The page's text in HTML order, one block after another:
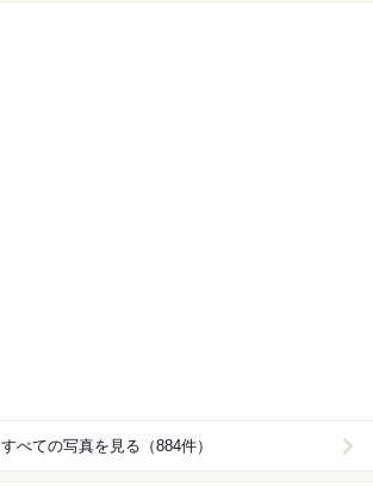
すべての写真を見る（884件）